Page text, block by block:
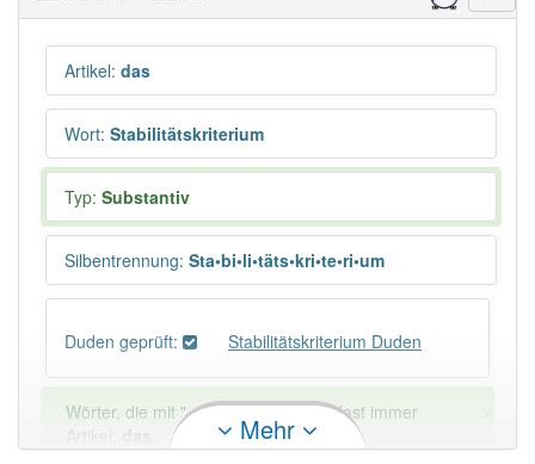
Artikel: das
Wort: Stabilitätskriterium
Typ: Substantiv
Silbentrennung: Sta•bi•li•täts•kri•te•ri•um
Duden geprüft: Stabilitätskriterium Duden
Wörter, die mit "-um" enden, haben fast immer
Artikel:
das Mehr